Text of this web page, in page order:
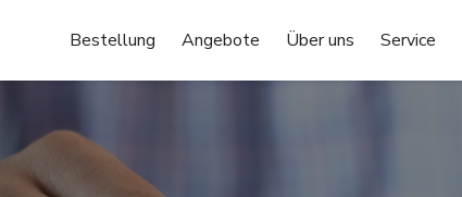
Bestellung Angebote Über uns Service